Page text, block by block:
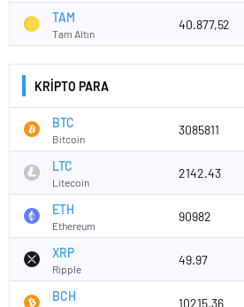
TAM
Tam Altın
40.877,52
KRİPTO PARA
BTC
Bitcoin
3085811
LTC
Litecoin
2142.43
ETH
Ethereum
90982
XRP
Ripple
49.97
BCH 10215.36